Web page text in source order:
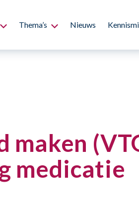
Thema’s Nieuws
maken
medicatie